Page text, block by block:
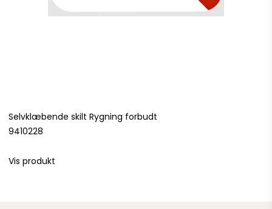
Selvklæbende skilt Rygning forbudt
9410228
Vis produkt